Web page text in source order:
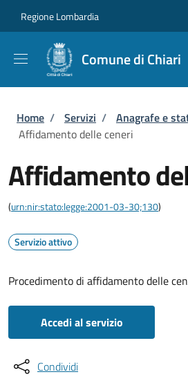
Regione Lombardia
Comune di Chiari
Briciole di pane
Home / Servizi / Anagrafe e
Affidamento delle ceneri
Affidamento
(urn:nir:stato:legge:2001-03-30;130)
Servizio attivo
Procedimento di affidamento delle
Accedi al servizio
Condividi